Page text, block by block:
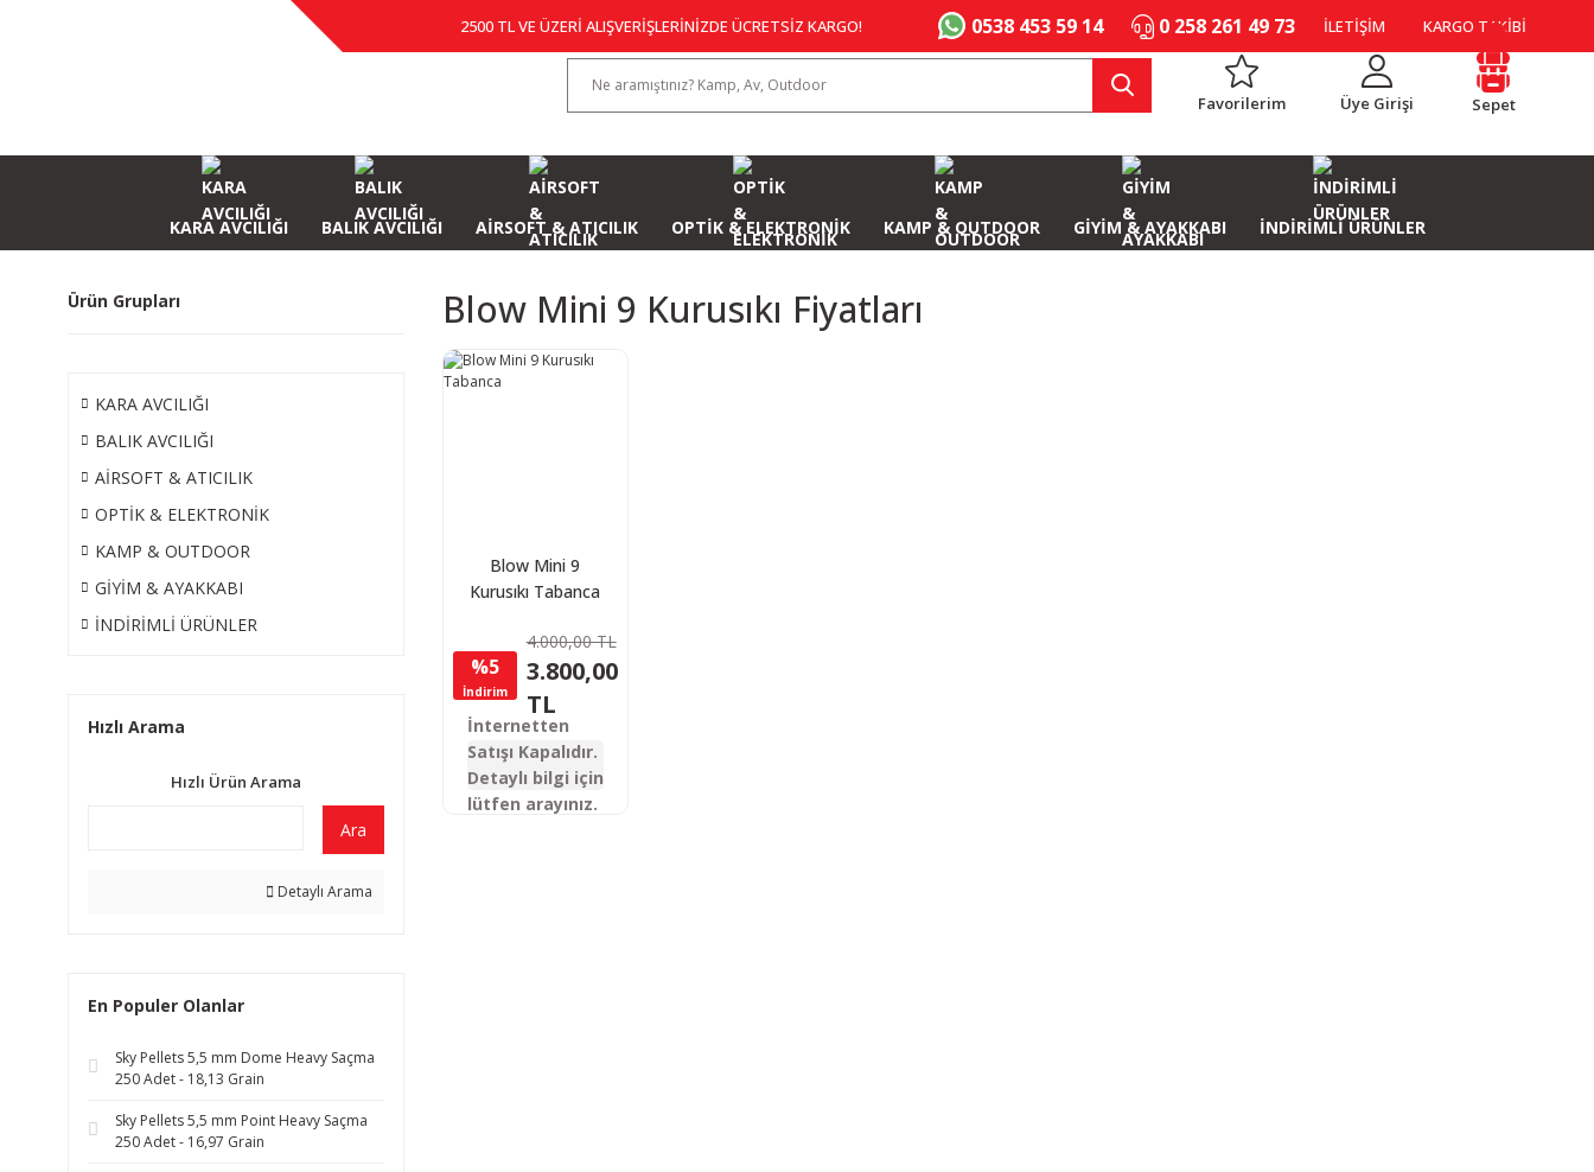
2500 TL VE ÜZERİ ALIŞVERİŞLERİNİZDE ÜCRETSİZ KARGO! 0538 453 59 14 0 258 261 49 73 İLETİŞİM KARGO TAKİBİ
Favorilerim Üye Girişi Sepet
KARA AVCILIĞI BALIK AVCILIĞI AİRSOFT & ATICILIK OPTİK & ELEKTRONİK KAMP & OUTDOOR GİYİM & AYAKKABI İNDİRİMLİ ÜRÜNLER
Ürün Grupları
KARA AVCILIĞI
BALIK AVCILIĞI
AİRSOFT & ATICILIK
OPTİK & ELEKTRONİK
KAMP & OUTDOOR
GİYİM & AYAKKABI
İNDİRİMLİ ÜRÜNLER
Hızlı Arama
Hızlı Ürün Arama
Ara
Detaylı Arama
En Populer Olanlar
Sky Pellets 5,5 mm Dome Heavy Saçma
250 Adet - 18,13 Grain
Sky Pellets 5,5 mm Point Heavy Saçma
250 Adet - 16,97 Grain
Blow Mini 9 Kurusıkı Fiyatları
Blow Mini 9
Kurusıkı Tabanca
%5
İndirim
4.000,00 TL
3.800,00
TL
İnternetten
Satışı Kapalıdır.
Detaylı bilgi için
lütfen arayınız.